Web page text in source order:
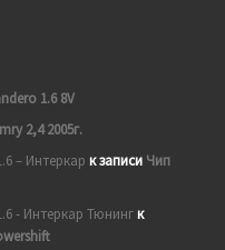
1.6 8V
2,4 2005г.
– Интеркар к записи Чип
- Интеркар Тюнингк